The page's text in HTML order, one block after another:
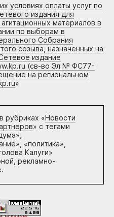
условиях оплаты услуг по
издания для
материалов в
по выборам в
Собрания
созыва, назначенных на
издание
(св-во Эл № ФС77-
на региональном
»
рубриках «Новости
» с тегами
«политика»,
Калуги»
рекламно-